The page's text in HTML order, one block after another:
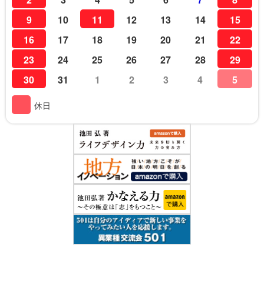
9
10 11 12 13 14
15
16
17 18 19 20 21
22
23
24 25 26 27 28
29
30
31 1 2 3 4 5
休日